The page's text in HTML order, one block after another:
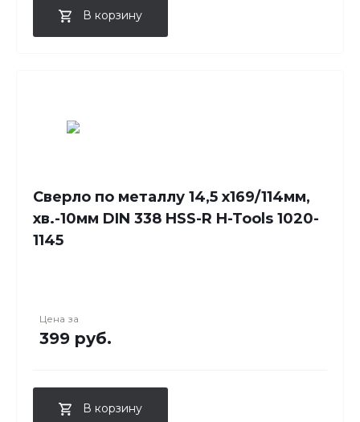
В корзину
Сверло по металлу 14,5 x169/114мм,
хв.-10мм DIN 338 HSS-R H-Tools 1020-
1145
Цена за
399 руб.
В корзину